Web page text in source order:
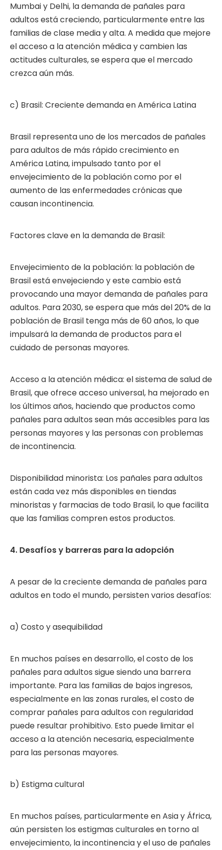
Mumbai y Delhi, la demanda de pañales para
adultos está creciendo, particularmente entre las
familias de clase media y alta. A medida que mejore
el acceso a la atención médica y cambien las
actitudes culturales, se espera que el mercado
crezca aún más.
c) Brasil: Creciente demanda en América Latina
Brasil representa uno de los mercados de pañales
para adultos de más rápido crecimiento en
América Latina, impulsado tanto por el
envejecimiento de la población como por el
aumento de las enfermedades crónicas que
causan incontinencia.
Factores clave en la demanda de Brasil:
Envejecimiento de la población: la población de
Brasil está envejeciendo y este cambio está
provocando una mayor demanda de pañales para
adultos. Para 2030, se espera que más del 20% de la
población de Brasil tenga más de 60 años, lo que
impulsará la demanda de productos para el
cuidado de personas mayores.
Acceso a la atención médica: el sistema de salud de
Brasil, que ofrece acceso universal, ha mejorado en
los últimos años, haciendo que productos como
pañales para adultos sean más accesibles para las
personas mayores y las personas con problemas
de incontinencia.
Disponibilidad minorista: Los pañales para adultos
están cada vez más disponibles en tiendas
minoristas y farmacias de todo Brasil, lo que facilita
que las familias compren estos productos.
4. Desafíos y barreras para la adopción
A pesar de la creciente demanda de pañales para
adultos en todo el mundo, persisten varios desafíos:
a) Costo y asequibilidad
En muchos países en desarrollo, el costo de los
pañales para adultos sigue siendo una barrera
importante. Para las familias de bajos ingresos,
especialmente en las zonas rurales, el costo de
comprar pañales para adultos con regularidad
puede resultar prohibitivo. Esto puede limitar el
acceso a la atención necesaria, especialmente
para las personas mayores.
b) Estigma cultural
En muchos países, particularmente en Asia y África,
aún persisten los estigmas culturales en torno al
envejecimiento, la incontinencia y el uso de pañales